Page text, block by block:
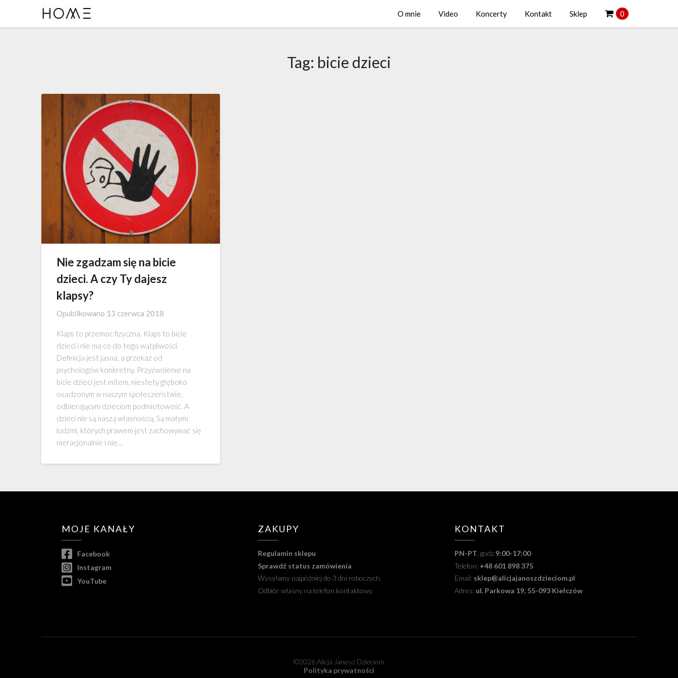
O mnie Video Koncerty Kontakt Sklep 0
Tag: bicie dzieci
Nie zgadzam się na bicie
dzieci. A czy Ty dajesz
klapsy?
Opublikowano 13 czerwca 2018
Klaps to przemoc fizyczna. Klaps to bicie
dzieci i nie ma co do tego wątpliwości.
Definicja jest jasna, a przekaz od
psychologów konkretny. Przyzwolenie na
bicie dzieci jest mitem, niestety głęboko
osadzonym w naszym społeczeństwie,
odbierającym dzieciom podmiotowość. A
dzieci nie są naszą własnością. Są małymi
ludźmi, których prawem jest zachowywać się
nieracjonalnie i nie…
MOJE KANAŁY
Facebook
Instagram
YouTube
ZAKUPY
Regulamin sklepu
Sprawdź status zamówienia
Wysyłamy najpóźniej do 3 dni roboczych.
Odbiór własny na telefon kontaktowy.
KONTAKT
PN-PT , godz.9:00-17:00
Telefon: +48 601 898 375
Email: sklep@alicjajanoszdzieciom.pl
Adres: ul. Parkowa 19, 55-093 Kiełczów
©2026 Alicja Janosz Dzieciom
Polityka prywatności